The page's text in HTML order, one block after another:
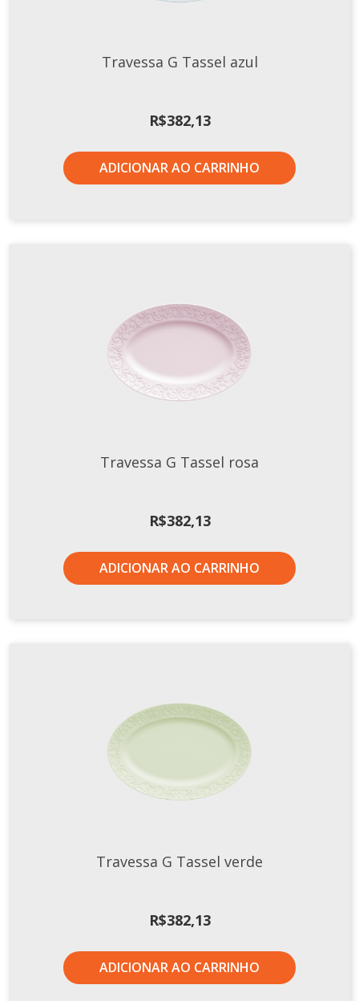
Travessa G Tassel azul
R$382,13
ADICIONAR AO CARRINHO
Travessa G Tassel rosa
R$382,13
ADICIONAR AO CARRINHO
Travessa G Tassel verde
R$382,13
ADICIONAR AO CARRINHO